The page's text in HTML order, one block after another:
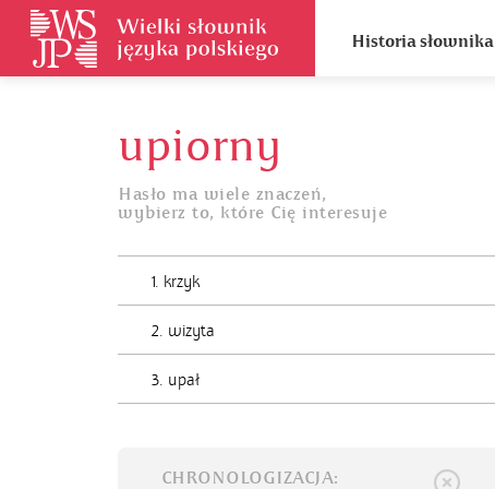
Historia słownika
upiorny
Hasło ma wiele znaczeń,
wybierz to, które Cię interesuje
1. krzyk
2. wizyta
3. upał
CHRONOLOGIZACJA: